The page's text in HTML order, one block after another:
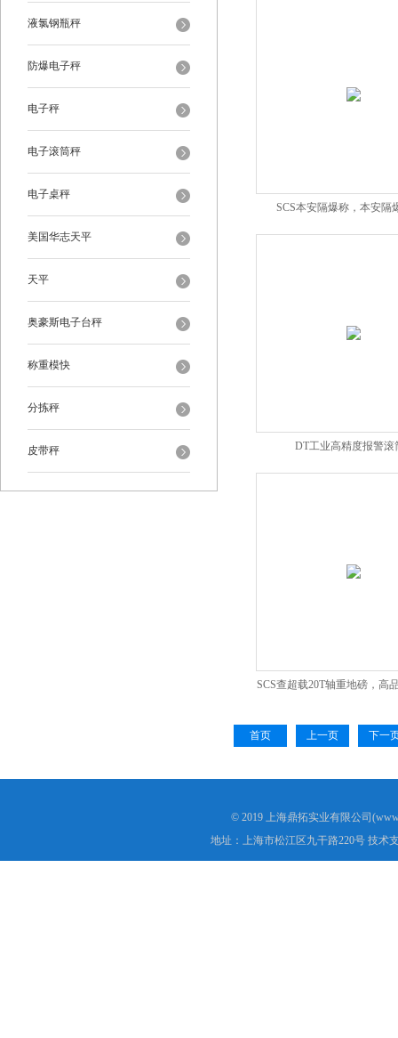
液氯钢瓶秤
防爆电子秤
电子秤
电子滚筒秤
电子桌秤
美国华志天平
天平
奥豪斯电子台秤
称重模快
分拣秤
皮带秤
SCS本安隔爆称，本安隔
DT工业高精度报警滚
SCS查超载20T轴重地磅，高
首页
上一页 下一
© 2019 上海鼎拓实业有限公司
地址：上海市松江区九干路220号 技术